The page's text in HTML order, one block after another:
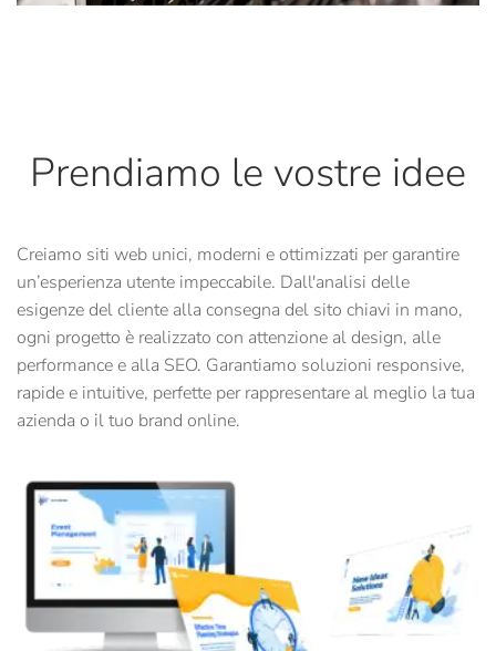
Prendiamo le vostre idee
Creiamo siti web unici, moderni e ottimizzati per garantire
un’esperienza utente impeccabile. Dall'analisi delle
esigenze del cliente alla consegna del sito chiavi in mano,
ogni progetto è realizzato con attenzione al design, alle
performance e alla SEO. Garantiamo soluzioni responsive,
rapide e intuitive, perfette per rappresentare al meglio la tua
azienda o il tuo brand online.